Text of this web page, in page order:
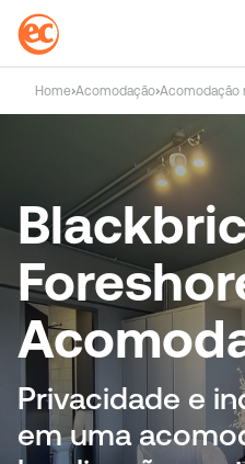
o
Home Acomodação Acomodação
Privacidade e
em uma